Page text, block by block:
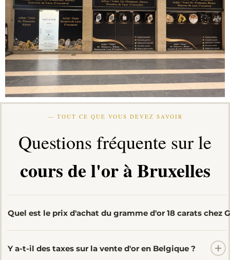
— TOUT CE QUE VOUS DEVEZ SAVOIR
Questions fréquente sur le
cours de l'or à Bruxelles
Quel est le prix d'achat du gramme d'or 18 carats chez
109 €/g pour une pièce revendable. Le montant exact
Y a-t-il des taxes sur la vente d'or en Belgique ?